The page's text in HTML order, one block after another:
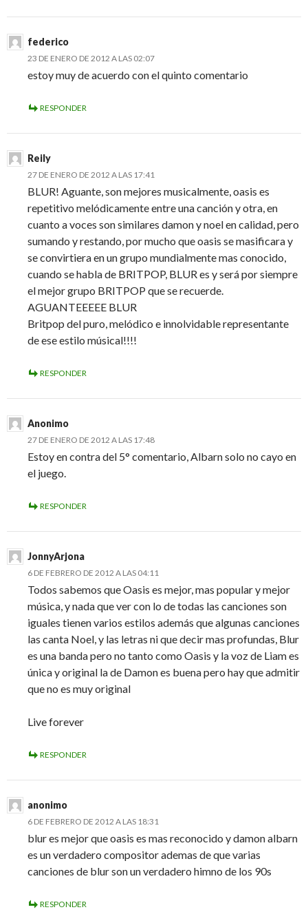
federico
23 DE ENERO DE 2012 A LAS 02:07
estoy muy de acuerdo con el quinto comentario
RESPONDER
Reily
27 DE ENERO DE 2012 A LAS 17:41
BLUR! Aguante, son mejores musicalmente, oasis es
repetitivo melódicamente entre una canción y otra, en
cuanto a voces son similares damon y noel en calidad, pero
sumando y restando, por mucho que oasis se masificara y
se convirtiera en un grupo mundialmente mas conocido,
cuando se habla de BRITPOP, BLUR es y será por siempre
el mejor grupo BRITPOP que se recuerde.
AGUANTEEEEE BLUR
Britpop del puro, melódico e innolvidable representante
de ese estilo músical!!!!
RESPONDER
Anonimo
27 DE ENERO DE 2012 A LAS 17:48
Estoy en contra del 5° comentario, Albarn solo no cayo en
el juego.
RESPONDER
JonnyArjona
6 DE FEBRERO DE 2012 A LAS 04:11
Todos sabemos que Oasis es mejor, mas popular y mejor
música, y nada que ver con lo de todas las canciones son
iguales tienen varios estilos además que algunas canciones
las canta Noel, y las letras ni que decir mas profundas, Blur
es una banda pero no tanto como Oasis y la voz de Liam es
única y original la de Damon es buena pero hay que admitir
que no es muy original
Live forever
RESPONDER
anonimo
6 DE FEBRERO DE 2012 A LAS 18:31
blur es mejor que oasis es mas reconocido y damon albarn
es un verdadero compositor ademas de que varias
canciones de blur son un verdadero himno de los 90s
RESPONDER